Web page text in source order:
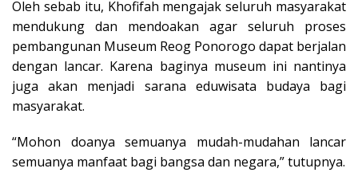
Oleh sebab itu, Khofifah mengajak seluruh masyarakat
mendukung dan mendoakan agar seluruh proses
pembangunan Museum Reog Ponorogo dapat berjalan
dengan lancar. Karena baginya museum ini nantinya
juga akan menjadi sarana eduwisata budaya bagi
masyarakat.
“Mohon doanya semuanya mudah-mudahan lancar
semuanya manfaat bagi bangsa dan negara,” tutupnya.